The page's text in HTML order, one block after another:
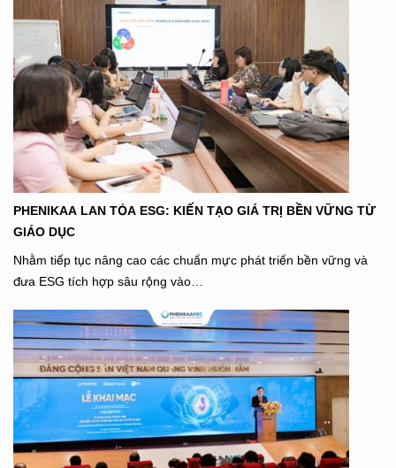
PHENIKAA LAN TỎA ESG: KIẾN TẠO GIÁ TRỊ BỀN VỮNG TỪ
GIÁO DỤC
Nhằm tiếp tục nâng cao các chuẩn mực phát triển bền vững và
đưa ESG tích hợp sâu rộng vào…